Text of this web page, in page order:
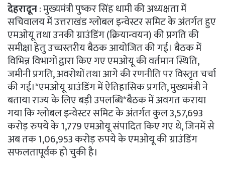
देहरादून: मुख्यमंत्री पुष्कर सिंह धामी की अध्यक्षता में
सचिवालय में उत्तराखंड ग्लोबल इन्वेस्टर समिट के अंतर्गत हुए
एमओयू तथा उनकी ग्राउंडिंग (क्रियान्वयन) की प्रगति की
समीक्षा हेतु उच्चस्तरीय बैठक आयोजित की गई। बैठक में
विभिन्न विभागों द्वारा किए गए एमओयू की वर्तमान स्थिति,
जमीनी प्रगति, अवरोधों तथा आगे की रणनीति पर विस्तृत चर्चा
की गई।*एमओयू ग्राउंडिंग में ऐतिहासिक प्रगति, मुख्यमंत्री ने
बताया राज्य के लिए बड़ी उपलब्धि*बैठक में अवगत कराया
गया कि ग्लोबल इन्वेस्टर समिट के अंतर्गत कुल 3,57,693
करोड़ रुपये के 1,779 एमओयू संपादित किए गए थे, जिनमें से
अब तक 1,06,953 करोड़ रुपये के एमओयू की ग्राउंडिंग
सफलतापूर्वक हो चुकी है।